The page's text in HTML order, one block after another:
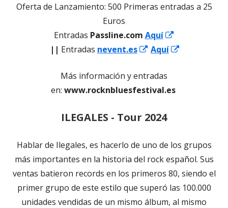
Oferta de Lanzamiento: 500 Primeras entradas a 25
Euros
Entradas Passline.com Aquí
Abrir
una
ventana
|| Entradas nevent.es
Abrir
una
ventana
Aquí
Más información y entradas
en: www.rocknbluesfestival.es
ILEGALES - Tour 2024
Hablar de Ilegales, es hacerlo de uno de los grupos
más importantes en la historia del rock español. Sus
ventas batieron records en los primeros 80, siendo el
primer grupo de este estilo que superó las 100.000
unidades vendidas de un mismo álbum, al mismo